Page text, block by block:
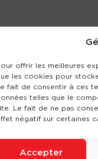
offrir les meilleures
les cookies pour
fait de consentir à ces
telles que le
Le fait de ne pas
négatif sur certaines
Accepter